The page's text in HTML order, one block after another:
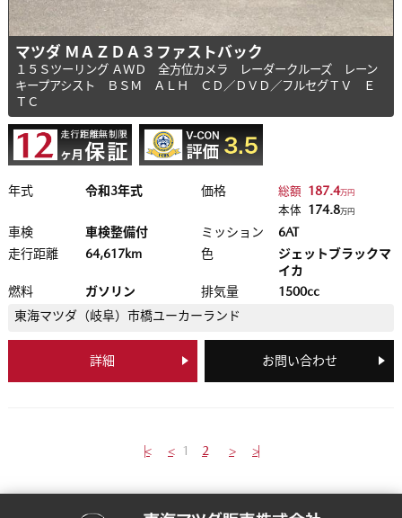
マツダ ＭＡＺＤＡ３ファストバック
１５Ｓツーリング ＡＷＤ 全方位カメラ レーダークルーズ レーン
キープアシスト ＢＳＭ ＡＬＨ ＣＤ／ＤＶＤ／フルセグＴＶ Ｅ
ＴＣ
年式 令和3年式 価格 総額 187.4万円
本体 174.8万円
車検 車検整備付 ミッション
6AT
走行距離
64,617km 色
ジェットブラックマ
イカ
燃料
ガソリン 排気量
1500cc
東海マツダ（岐阜） 市橋ユーカーランド
詳細 お問い合わせ
|< < 1 2 > >|